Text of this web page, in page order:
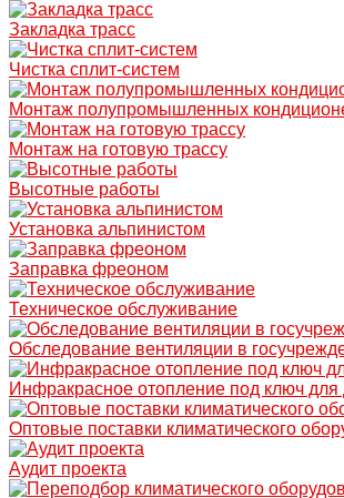
Закладка трасс
Чистка сплит-систем
Монтаж полупромышленных
Монтаж на готовую трассу
Высотные работы
Установка альпинистом
Заправка фреоном
Техническое обслуживание
Обследование вентиляции в
Инфракрасное отопление под ключ для
Оптовые поставки климатического
Аудит проекта